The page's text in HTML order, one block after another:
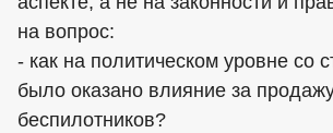
на вопрос:
- как на политическом уровне со
было оказано влияние за
беспилотников?